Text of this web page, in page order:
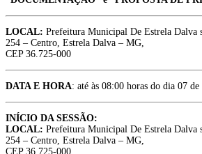
LOCAL: Prefeitura Municipal De Estrela Dalva
254 – Centro, Estrela Dalva – MG,
CEP 36.725-000
DATA E HORA: até às 08:00 horas do dia 07
INÍCIO DA SESSÃO:
LOCAL: Prefeitura Municipal De Estrela Dalva
254 – Centro, Estrela Dalva – MG,
CEP 36.725-000